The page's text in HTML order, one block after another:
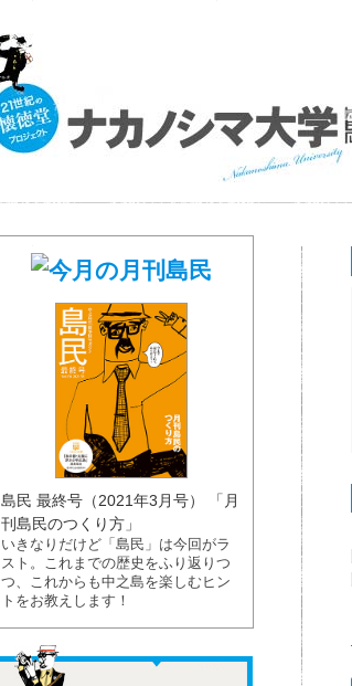
島民 最終号（2021年3月号） 「月
刊島民のつくり方」
いきなりだけど「島民」は今回がラ
スト。これまでの歴史をふり返りつ
つ、これからも中之島を楽しむヒン
トをお教えします！